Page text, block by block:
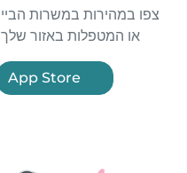
צפו במהירות במשרות
או המטפלות באזור